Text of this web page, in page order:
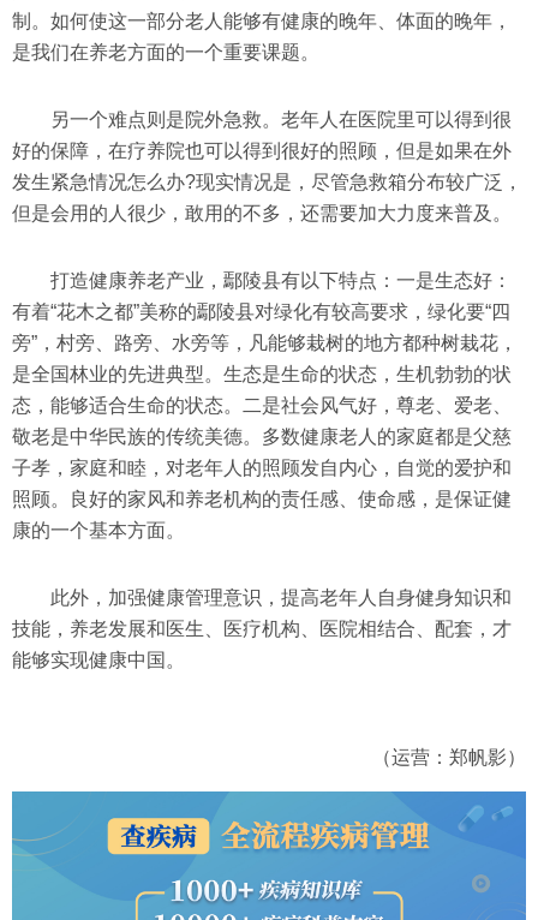
制。如何使这一部分老人能够有健康的晚年、体面的晚年，
是我们在养老方面的一个重要课题。
另一个难点则是院外急救。老年人在医院里可以得到很
好的保障，在疗养院也可以得到很好的照顾，但是如果在外
发生紧急情况怎么办?现实情况是，尽管急救箱分布较广泛，
但是会用的人很少，敢用的不多，还需要加大力度来普及。
打造健康养老产业，鄢陵县有以下特点：一是生态好：
有着“花木之都”美称的鄢陵县对绿化有较高要求，绿化要“四
旁”，村旁、路旁、水旁等，凡能够栽树的地方都种树栽花，
是全国林业的先进典型。生态是生命的状态，生机勃勃的状
态，能够适合生命的状态。二是社会风气好，尊老、爱老、
敬老是中华民族的传统美德。多数健康老人的家庭都是父慈
子孝，家庭和睦，对老年人的照顾发自内心，自觉的爱护和
照顾。良好的家风和养老机构的责任感、使命感，是保证健
康的一个基本方面。
此外，加强健康管理意识，提高老年人自身健身知识和
技能，养老发展和医生、医疗机构、医院相结合、配套，才
能够实现健康中国。
（运营：郑帆影）